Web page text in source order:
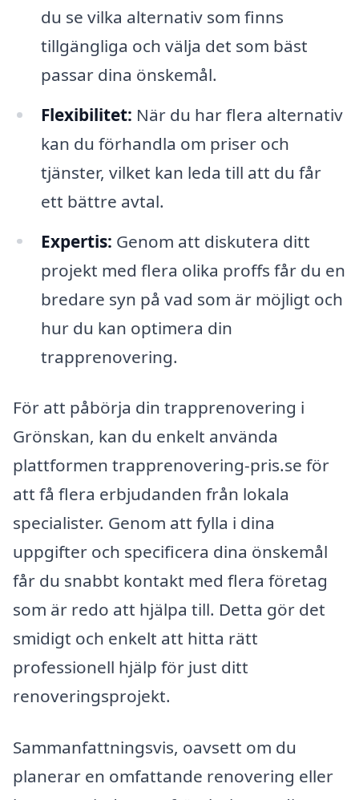
du se vilka alternativ som finns
tillgängliga och välja det som bäst
passar dina önskemål.
Flexibilitet: När du har flera alternativ
kan du förhandla om priser och
tjänster, vilket kan leda till att du får
ett bättre avtal.
Expertis: Genom att diskutera ditt
projekt med flera olika proffs får du en
bredare syn på vad som är möjligt och
hur du kan optimera din
trapprenovering.
För att påbörja din trapprenovering i
Grönskan, kan du enkelt använda
plattformen trapprenovering-pris.se för
att få flera erbjudanden från lokala
specialister. Genom att fylla i dina
uppgifter och specificera dina önskemål
får du snabbt kontakt med flera företag
som är redo att hjälpa till. Detta gör det
smidigt och enkelt att hitta rätt
professionell hjälp för just ditt
renoveringsprojekt.
Sammanfattningsvis, oavsett om du
planerar en omfattande renovering eller